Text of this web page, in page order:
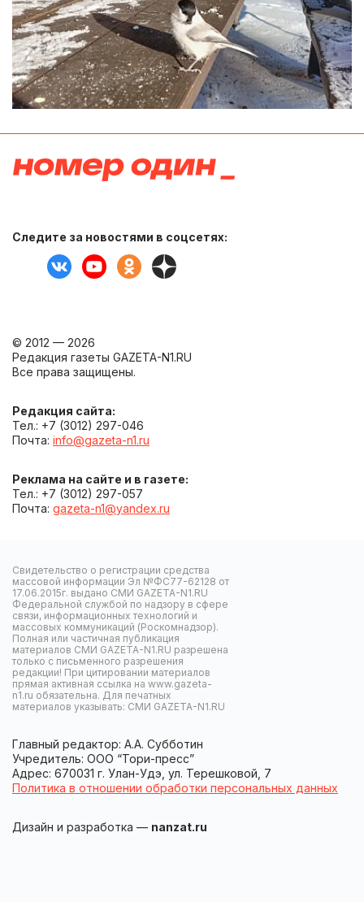
Следите за новостями в соцсетях:
© 2012 — 2026
Редакция газеты GAZETA-N1.RU
Все права защищены.
Редакция сайта:
Тел.: +7 (3012) 297-046
Почта: info@gazeta-n1.ru
Реклама на сайте и в газете:
Тел.: +7 (3012) 297-057
Почта: gazeta-n1@yandex.ru
Свидетельство о регистрации средства
массовой информации Эл №ФС77-62128 от
17.06.2015г. выдано СМИ GAZETA-N1.RU
Федеральной службой по надзору в сфере
связи, информационных технологий и
массовых коммуникаций (Роскомнадзор).
Полная или частичная публикация
материалов СМИ GAZETA-N1.RU разрешена
только с письменного разрешения
редакции! При цитировании материалов
прямая активная ссылка на www.gazeta-
n1.ru обязательна. Для печатных
материалов указывать: СМИ GAZETA-N1.RU
Главный редактор: А.А. Субботин
Учредитель: ООО “Тори-пресс”
Адрес: 670031 г. Улан-Удэ, ул. Терешковой, 7
Политика в отношении обработки персональных данных
Дизайн и разработка — nanzat.ru